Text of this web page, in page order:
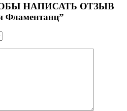
НАПИСАТЬ ОТЗЫВ
Фламентанц”